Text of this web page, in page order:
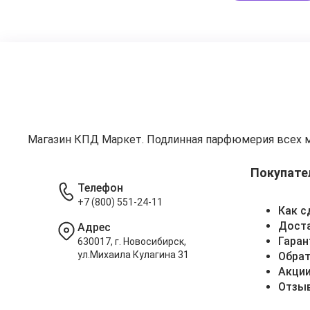
Магазин КПД Маркет. Подлинная парфюмерия всех
Как
Телефон
+7 (800) 551-24-11
Адрес
630017, г. Новосибирск,
ул.Михаила Кулагина 31